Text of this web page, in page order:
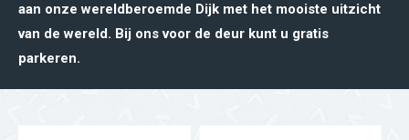
aan onze wereldberoemde Dijk met het mooiste uitzicht
van de wereld. Bij ons voor de deur kunt u gratis
parkeren.